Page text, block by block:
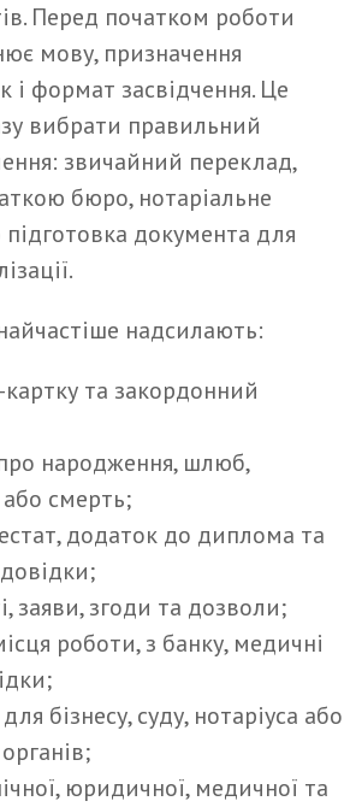
Перед початком роботи
мову, призначення
і формат засвідчення. Це
вибрати правильний
звичайний переклад,
бюро, нотаріальне
підготовка документа для
надсилають:
та закордонний
народження, шлюб,
смерть;
додаток до диплома та
заяви, згоди та дозволи;
роботи, з банку, медичні
бізнесу, суду, нотаріуса або
юридичної, медичної та